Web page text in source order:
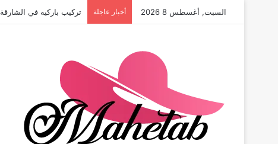
السبت, أغسطس 8 2026 أخبار عاجلة تركيب باركيه في الشارقة